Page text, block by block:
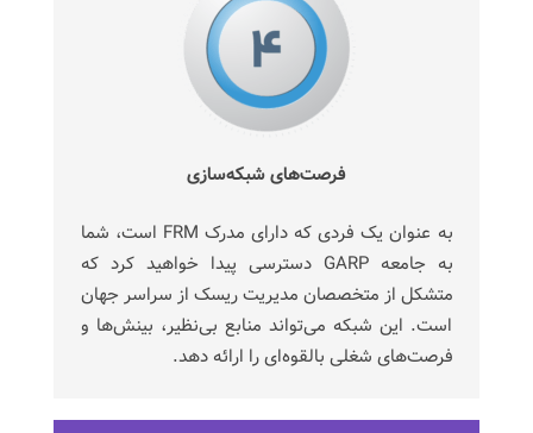
فرصت‌های شبکه‌سازی
به عنوان یک فردی که دارای مدرک FRM است، شما
به جامعه GARP دسترسی پیدا خواهید کرد که
متشکل از متخصصان مدیریت ریسک از سراسر جهان
است. این شبکه می‌تواند منابع بی‌نظیر، بینش‌ها و
فرصت‌های شغلی بالقوه‌ای را ارائه دهد.